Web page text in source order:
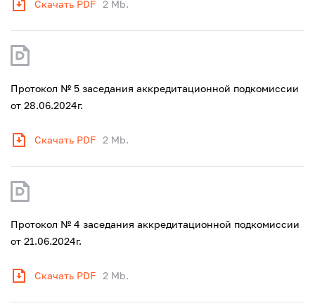
Скачать PDF 2 Mb.
Протокол № 5 заседания аккредитационной подкомиссии
от 28.06.2024г.
Скачать PDF 2 Mb.
Протокол № 4 заседания аккредитационной подкомиссии
от 21.06.2024г.
Скачать PDF 2 Mb.